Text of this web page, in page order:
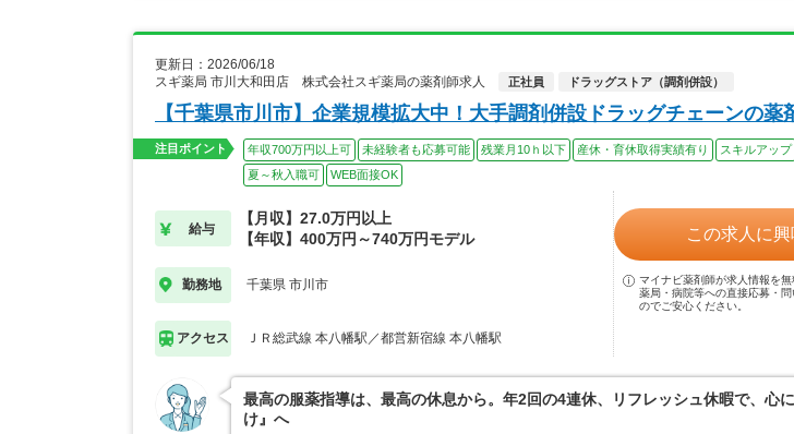
更新日：2026/06/18
スギ薬局 市川大和田店 株式会社スギ薬局の薬剤師求人
正社員 ドラッグストア（調剤併設）
【千葉県市川市】企業規模拡大中！大手調剤併設ドラッグチェーンの薬
注目ポイント 年収700万円以上可 未経験者も応募可能 残業月10ｈ以下 産休・育休取得実績有り スキルアップ
夏～秋入職可
WEB面接OK
給与
【月収】27.0万円以上
【年収】400万円～740万円モデル
勤務地 千葉県 市川市
アクセス ＪＲ総武線 本八幡駅／都営新宿線 本八幡駅
この求人に
マイナビ薬剤師が求人情報を無
薬局・病院等への直接応募・
のでご安心ください。
最高の服薬指導は、最高の休息から。年2回の4連休、リフレッシュ休暇で、心
け』へ